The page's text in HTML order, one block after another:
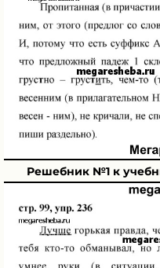
Решебник №1 к